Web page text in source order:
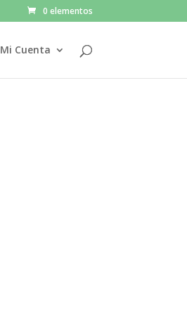
0 elementos
Mi Cuenta